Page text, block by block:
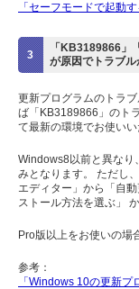
「セーフモードで起動す
3
「KB3189866
が原因でトラブ
更新プログラムのトラ
ば「KB3189866」のト
て最新の環境でお使いい
Windows8以前と異な
みとなります。 ただし
エディター」から「自
ストール方法を選ぶ」
Pro版以上をお使いの場
参考：
「Windows 10の更新